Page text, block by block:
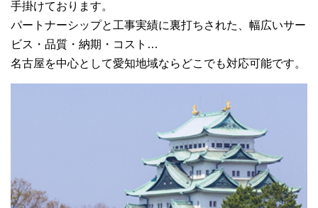
手掛けております。
パートナーシップと工事実績に裏打ちされた、幅広いサー
ビス・品質・納期・コスト…
名古屋を中心として愛知地域ならどこでも対応可能です。